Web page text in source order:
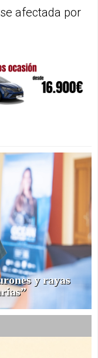
afectada por
y rayas